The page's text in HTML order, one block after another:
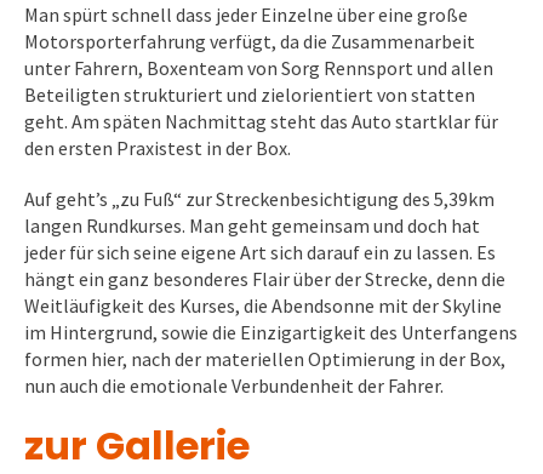
Man spürt schnell dass jeder Einzelne über eine große
Motorsporterfahrung verfügt, da die Zusammenarbeit
unter Fahrern, Boxenteam von Sorg Rennsport und allen
Beteiligten strukturiert und zielorientiert von statten
geht. Am späten Nachmittag steht das Auto startklar für
den ersten Praxistest in der Box.
Auf geht’s „zu Fuß“ zur Streckenbesichtigung des 5,39km
langen Rundkurses. Man geht gemeinsam und doch hat
jeder für sich seine eigene Art sich darauf ein zu lassen. Es
hängt ein ganz besonderes Flair über der Strecke, denn die
Weitläufigkeit des Kurses, die Abendsonne mit der Skyline
im Hintergrund, sowie die Einzigartigkeit des Unterfangens
formen hier, nach der materiellen Optimierung in der Box,
nun auch die emotionale Verbundenheit der Fahrer.
zur Gallerie